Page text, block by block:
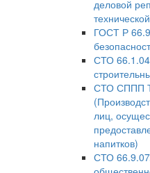
деловой
ГОСТ Р
СТО
СТО СППП
лиц,
напитков)
СТО